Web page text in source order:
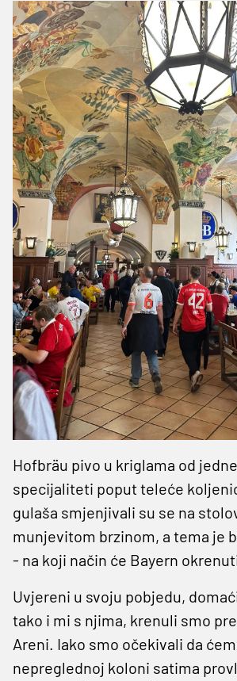
Hofbräu pivo u kriglama od
specijaliteti poput teleće
gulaša smjenjivali su se na
munjevitom brzinom, a tema je
- na koji način će Bayern
Uvjereni u svoju pobjedu,
tako i mi s njima, krenuli smo
Areni. Iako smo očekivali da
nepreglednoj koloni satima